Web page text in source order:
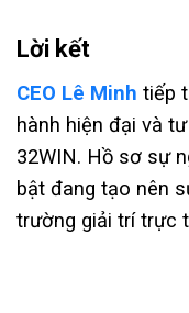
Lời kết
CEO Lê Minh tiếp
hành hiện đại và
32WIN. Hồ sơ sự
bật đang tạo nên
trường giải trí trực